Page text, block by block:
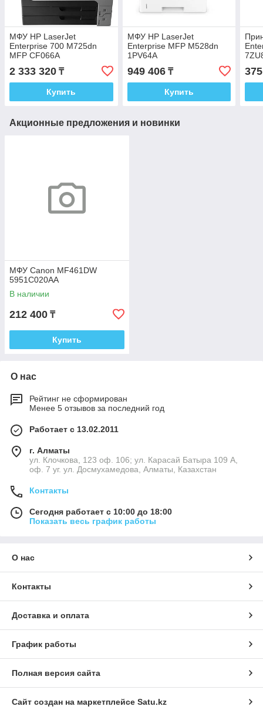
МФУ HP LaserJet
Enterprise 700 M725dn
MFP CF066A
2 333 320 ₸
Купить
МФУ HP LaserJet
Enterprise MFP M528dn
1PV64A
949 406₸
Купить
Акционные предложения и новинки
МФУ Canon MF461DW
5951C020AA
В наличии
212 400 ₸
Купить
О нас
Рейтинг не сформирован
Менее 5 отзывов за последний год
Работает с 13.02.2011
г. Алматы
ул. Клочкова, 123 оф. 106; ул. Карасай Батыра 109 А,
оф. 7 уг. ул. Досмухамедова, Алматы, Казахстан
Контакты
Сегодня работает с 10:00 до 18:00
Показать весь график работы
О нас
Контакты
Доставка и оплата
График работы
Полная версия сайта
Сайт создан на маркетплейсе Satu.kz